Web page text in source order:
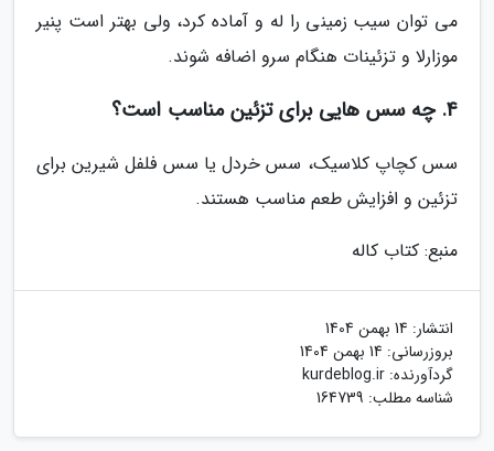
می توان سیب زمینی را له و آماده کرد، ولی بهتر است پنیر
موزارلا و تزئینات هنگام سرو اضافه شوند.
4. چه سس هایی برای تزئین مناسب است؟
سس کچاپ کلاسیک، سس خردل یا سس فلفل شیرین برای
تزئین و افزایش طعم مناسب هستند.
منبع: کتاب کاله
انتشار: 14 بهمن 1404
بروزرسانی: 14 بهمن 1404
گردآورنده: kurdeblog.ir
شناسه مطلب: 164739